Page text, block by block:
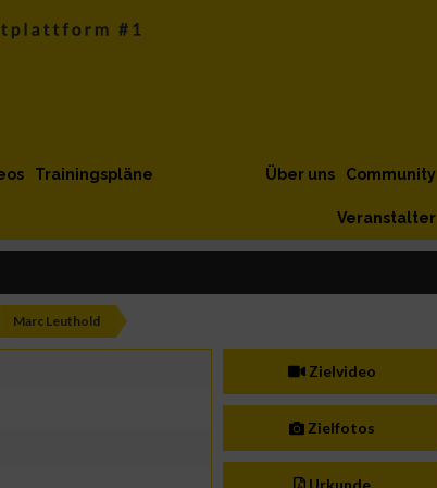
Trainingspläne Community
Über uns
Veranstalter
Marc Leuthold
Zielvideo
Zielfotos
Urkunde